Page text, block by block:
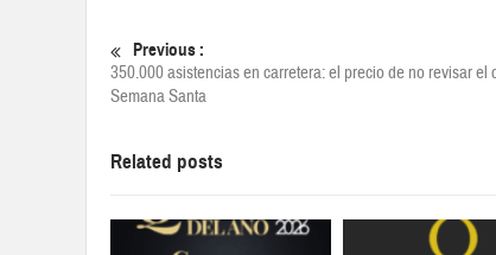
Previous :
350.000 asistencias en carretera: el precio de no revisar el
Semana Santa
Related posts